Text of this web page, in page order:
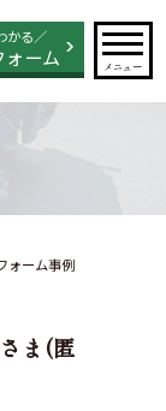
かる／
ォーム メニュー
ォーム事例
ま(匿